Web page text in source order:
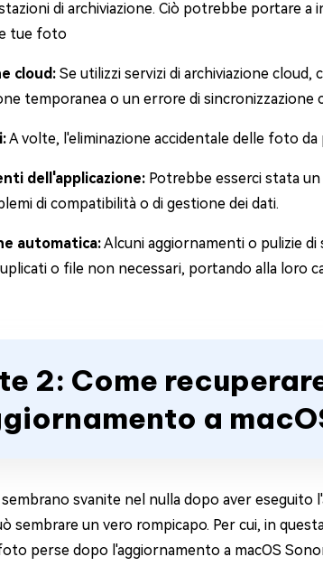
di archiviazione. Ciò potrebbe portare
tue foto
cloud: Se utilizzi servizi di archiviazione
temporanea o un errore di
A volte, l'eliminazione accidentale delle foto
dell'applicazione: Potrebbe esserci stata
di compatibilità o di gestione dei dati.
automatica:Alcuni aggiornamenti o pulizie
o file non necessari, portando alla loro
2: Come
a
svanite nel nulla dopo aver eseguito
sembrare un vero rompicapo. Per cui, in
perse dopo l'aggiornamento a macOS